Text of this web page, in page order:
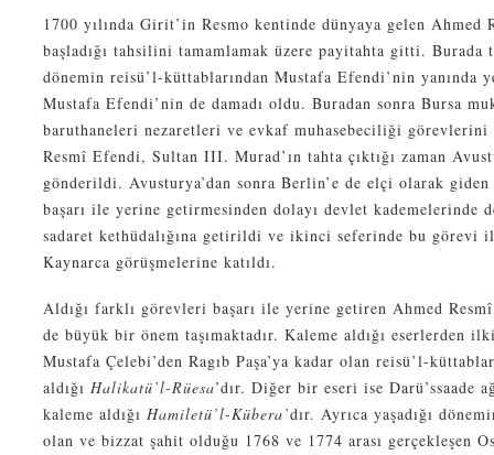
1700 yılında Girit’in Resmo kentinde dünyaya gelen
başladığı tahsilini tamamlamak üzere payitahta gitti. Burada
dönemin reisü’l-küttablarından Mustafa Efendi’nin yanında
Mustafa Efendi’nin de damadı oldu. Buradan sonra Bursa
baruthaneleri nezaretleri ve evkaf muhasebeciliği
Resmî Efendi, Sultan III. Murad’ın tahta çıktığı zaman
gönderildi. Avusturya’dan sonra Berlin’e de elçi olarak
başarı ile yerine getirmesinden dolayı devlet kademelerinde
sadaret kethüdalığına getirildi ve ikinci seferinde bu görevi
Kaynarca görüşmelerine katıldı.
Aldığı farklı görevleri başarı ile yerine getiren Ahmed
de büyük bir önem taşımaktadır. Kaleme aldığı eserlerden
Mustafa Çelebi’den Ragıb Paşa’ya kadar olan reisü’l-
aldığı Halikatü’l-Rüesa’dır. Diğer bir eseri ise Darü’ssaade
kaleme aldığı Hamiletü’l-Kübera’dır. Ayrıca yaşadığı
olan ve bizzat şahit olduğu 1768 ve 1774 arası gerçekleşen